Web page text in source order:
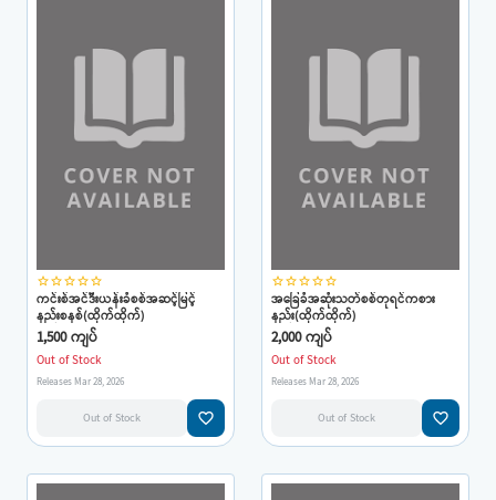
star_borderstar_borderstar_borderstar_borderstar_border
ကင်းစ်အင်ဒီးယန်းခံစစ်အဆင့်မြင့်
နည်းစနစ်(ထိုက်ထိုက်)
1,500 ကျပ်
Out of Stock
Releases Mar 28, 2026
Out of Stock favorite_border
star_borderstar_borderstar_borderstar_borderstar_border
အခြေခံအဆုံးသတ်စစ်တုရင်ကစား
နည်း(ထိုက်ထိုက်)
2,000 ကျပ်
Out of Stock
Releases Mar 28, 2026
Out of Stock favorite_border